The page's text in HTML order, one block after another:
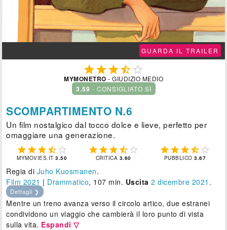
GUARDA IL TRAILER
 
MYMONETRO - GIUDIZIO MEDIO
3.59 - CONSIGLIATO SÌ
SCOMPARTIMENTO N.6
Un film nostalgico dal tocco dolce e lieve, perfetto per
omaggiare una generazione.
    
MYMOVIES.IT3.50
    
CRITICA 3.60
    
PUBBLICO3.67
Regia di Juho Kuosmanen.
Film 2021 | Drammatico, 107 min. Uscita 2 dicembre 2021 .
Dettagli ❯
Mentre un treno avanza verso il circolo artico, due estranei
condividono un viaggio che cambierà il loro punto di vista
sulla vita. Espandi ▽